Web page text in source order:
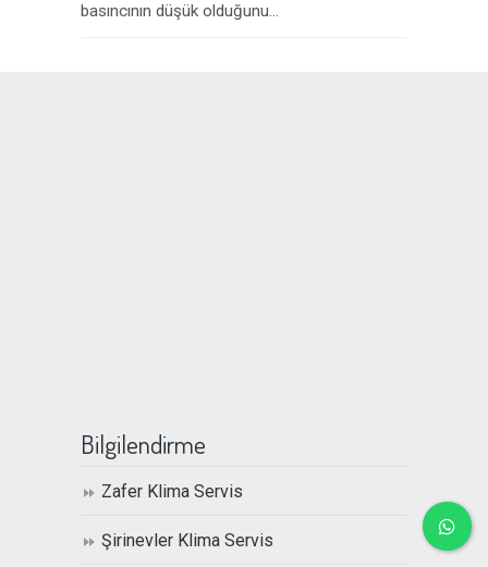
basıncının düşük olduğunu...
Bilgilendirme
Zafer Klima Servis
Şirinevler Klima Servis